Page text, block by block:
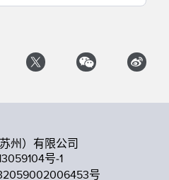
州）有限公司
号-1
号